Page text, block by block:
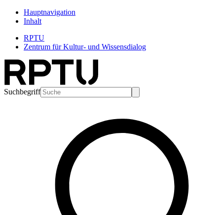
Hauptnavigation
Inhalt
RPTU
Zentrum für Kultur- und Wissensdialog
Suchbegriff